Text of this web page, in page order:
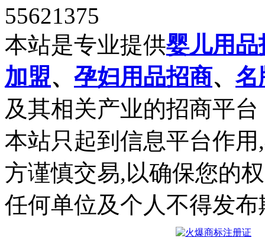
55621375
本站是专业提供婴儿用品
加盟、 孕妇用品招商、 名
及其相关产业的招商平台
本站只起到信息平台作
方谨慎交易,以确保您的
任何单位及个人不得发